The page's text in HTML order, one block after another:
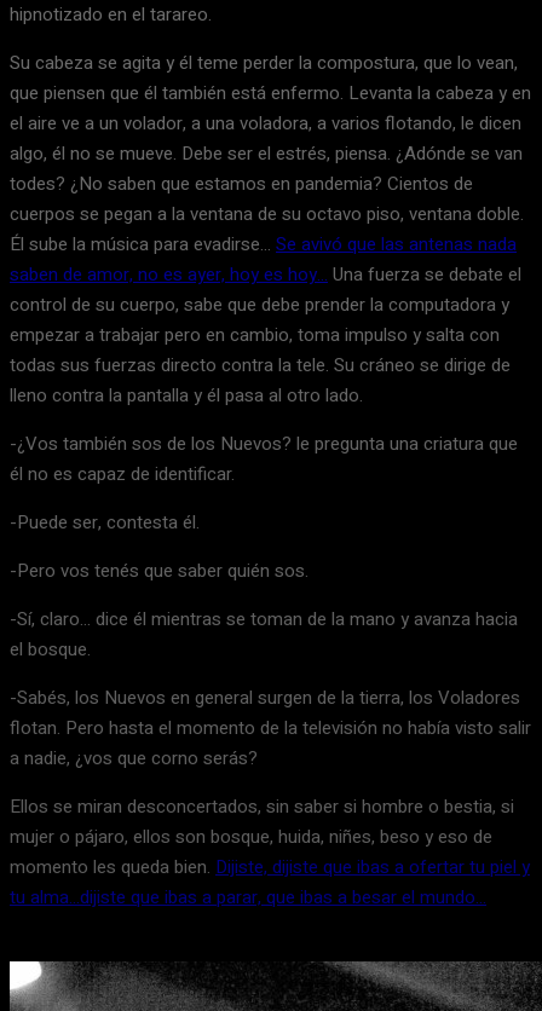
hipnotizado en el tarareo.
Su cabeza se agita y él teme perder la compostura, que lo vean,
que piensen que él también está enfermo. Levanta la cabeza y en
el aire ve a un volador, a una voladora, a varios flotando, le dicen
algo, él no se mueve. Debe ser el estrés, piensa. ¿Adónde se van
todes? ¿No saben que estamos en pandemia? Cientos de
cuerpos se pegan a la ventana de su octavo piso, ventana doble.
Él sube la música para evadirse… Se avivó que las antenas nada
saben de amor, no es ayer, hoy es hoy… Una fuerza se debate el
control de su cuerpo, sabe que debe prender la computadora y
empezar a trabajar pero en cambio, toma impulso y salta con
todas sus fuerzas directo contra la tele. Su cráneo se dirige de
lleno contra la pantalla y él pasa al otro lado.
-¿Vos también sos de los Nuevos? le pregunta una criatura que
él no es capaz de identificar.
-Puede ser, contesta él.
-Pero vos tenés que saber quién sos.
-Sí, claro… dice él mientras se toman de la mano y avanza hacia
el bosque.
-Sabés, los Nuevos en general surgen de la tierra, los Voladores
flotan. Pero hasta el momento de la televisión no había visto salir
a nadie, ¿vos que corno serás?
Ellos se miran desconcertados, sin saber si hombre o bestia, si
mujer o pájaro, ellos son bosque, huida, niñes, beso y eso de
momento les queda bien. Dijiste, dijiste que ibas a ofertar tu piel y
tu alma…dijiste que ibas a parar, que ibas a besar el mundo…